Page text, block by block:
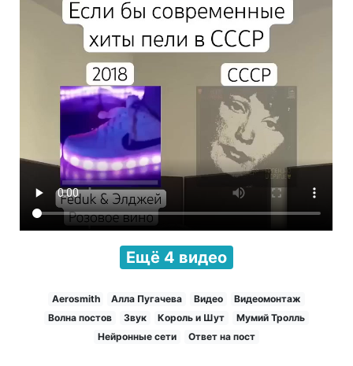
Ещё 4 видео
Aerosmith Алла Пугачева Видео
Видеомонтаж
Волна постов
Звук Король и Шут
Мумий Тролль
Нейронные сети
Ответ на пост